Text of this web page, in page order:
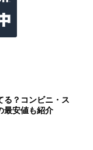
る？コンビニ・ス
最安値も紹介